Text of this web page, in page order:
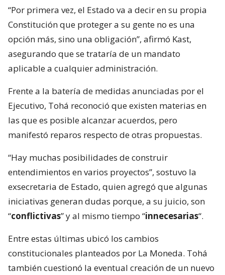
“Por primera vez, el Estado va a decir en su propia
Constitución que proteger a su gente no es una
opción más, sino una obligación”, afirmó Kast,
asegurando que se trataría de un mandato
aplicable a cualquier administración.
Frente a la batería de medidas anunciadas por el
Ejecutivo, Tohá reconoció que existen materias en
las que es posible alcanzar acuerdos, pero
manifestó reparos respecto de otras propuestas.
“Hay muchas posibilidades de construir
entendimientos en varios proyectos”, sostuvo la
exsecretaria de Estado, quien agregó que algunas
iniciativas generan dudas porque, a su juicio, son
“conflictivas” y al mismo tiempo “innecesarias“.
Entre estas últimas ubicó los cambios
constitucionales planteados por La Moneda. Tohá
también cuestionó la eventual creación de un nuevo